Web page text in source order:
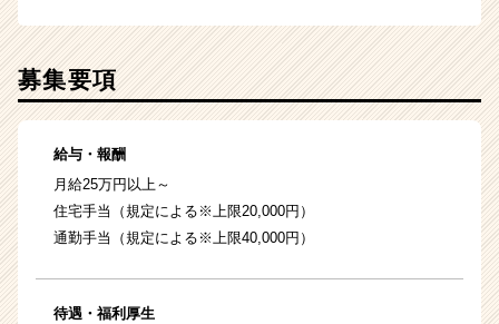
募集要項
給与・報酬
月給25万円以上～
住宅手当（規定による※上限20,000円）
通勤手当（規定による※上限40,000円）
待遇・福利厚生